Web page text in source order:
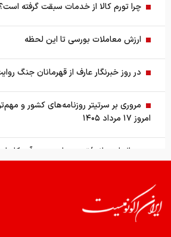
چرا تورم کالا از خدمات سبقت گرفته
ارزش معاملات بورسی تا این لحظه
در روز خبرنگار عارف از قهرمانان جنگ
مروری بر سرتیتر روزنامه‌های کشور و
امروز ۱۷ مرداد ۱۴۰۵
سوال امتحانی/تحریم‌های جدید آمریکا علیه
حذف با آخرین وزن‌کشی